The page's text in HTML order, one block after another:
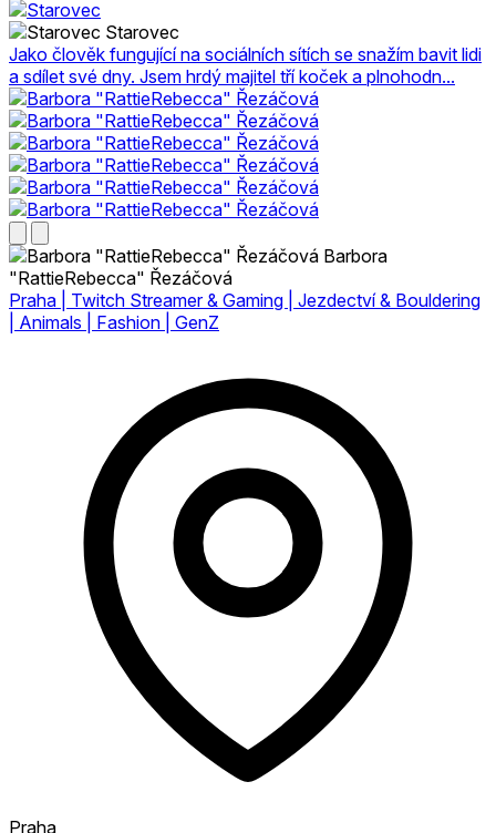
Starovec
Jako člověk fungující na sociálních sítích se snažím bavit lidi
a sdílet své dny. Jsem hrdý majitel tří koček a plnohodn...
Barbora
"RattieRebecca" Řezáčová
Praha | Twitch Streamer & Gaming | Jezdectví & Bouldering
| Animals | Fashion | GenZ
Praha